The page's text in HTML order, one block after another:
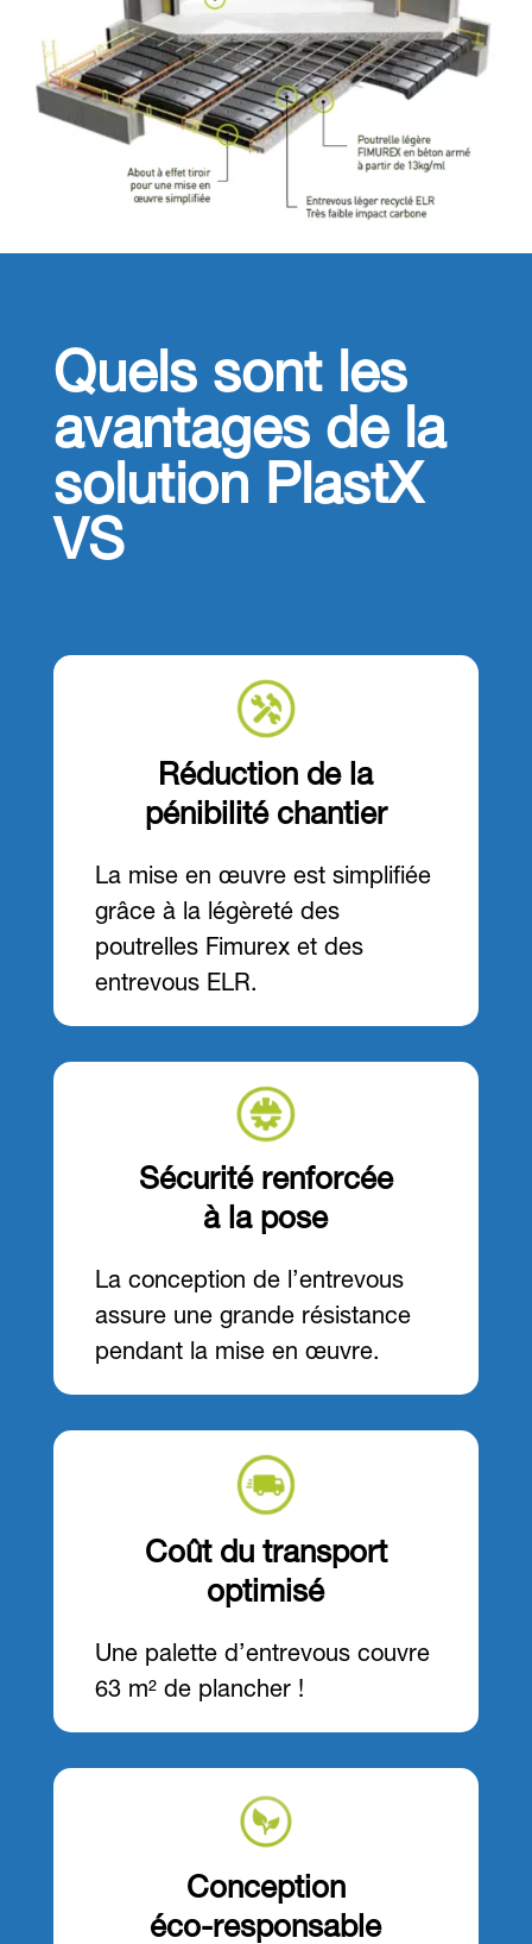
Quels sont les
avantages de la
solution PlastX
VS
Réduction de la
pénibilité chantier
La mise en œuvre est simplifiée
grâce à la légèreté des
poutrelles Fimurex et des
entrevous ELR.
Sécurité renforcée
à la pose
La conception de l’entrevous
assure une grande résistance
pendant la mise en œuvre.
Coût du transport
optimisé
Une palette d’entrevous couvre
63 m² de plancher !
Conception
éco-responsable